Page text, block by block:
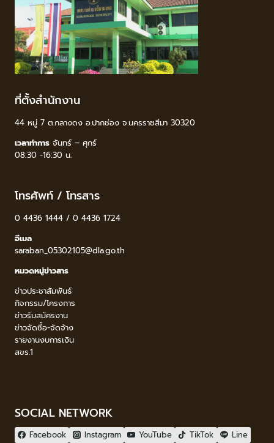
ที่ตั้งสำนักงาน
44 หมู่ 7 ต.กลางดง อ.ปากช่อง จ.นครราชสีมา 30320
เวลาทำการ จันทร์ – ศุกร์
08:30 -16:30 น.
โทรศัพท์ / โทรสาร
0 4436 1444 / 0 4436 1724
อีเมล
saraban_05302105@dla.go.th
หมวดหมู่ข่าวสาร
ข่าวประชาสัมพันธ์
กิจกรรม/โครงการ
ข่าวรับสมัครงาน
ข่าวจัดซื้อ-จัดจ้าง
รายงานงบการเงิน
สขร.1
SOCIAL NETWORK
Facebook Instagram YouTube TikTok Line